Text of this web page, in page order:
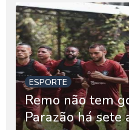
ESPORTE
Remo não tem
Parazão há sete